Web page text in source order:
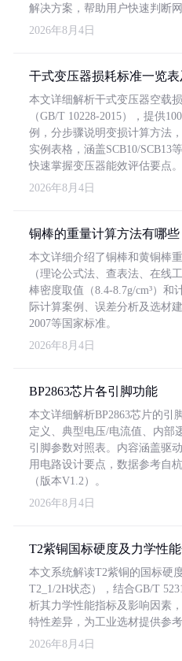
解决方案，帮助用户快速判断网
2026年8月4日
干式变压器损耗标准一览
本文详细解析干式变压器空载
（GB/T 10228-2015），提供
例，分步骤说明变损计算方法
实例表格，涵盖SCB10/SCB13
快速掌握变压器能效评估要点。
2026年8月4日
铜棒的重量计算方法有哪些
本文详细介绍了铜棒和黄铜棒
（理论公式法、查表法、在线
棒密度取值（8.4-8.7g/cm³）和
际计算案例、误差分析及选材
2007等国家标准。
2026年8月4日
BP2863芯片各引脚功能
本文详细解析BP2863芯片的引
定义、典型电压/电流值、内部
引脚参数对照表。内容涵盖驱
用电路设计要点，数据参考自
（版本V1.2）。
2026年8月4日
T2紫铜国标硬度及力学性
本文系统解读T2紫铜的国标硬
T2_1/2H状态），结合GB/T
析其力学性能指标及影响因素
特性差异，为工业选材提供参考
2026年8月4日